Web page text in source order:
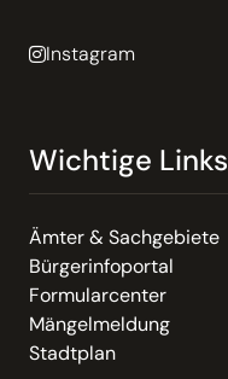
Instagram
Wichtige Links
Ämter & Sachgebiete
Bürgerinfoportal
Formularcenter
Mängelmeldung
Stadtplan